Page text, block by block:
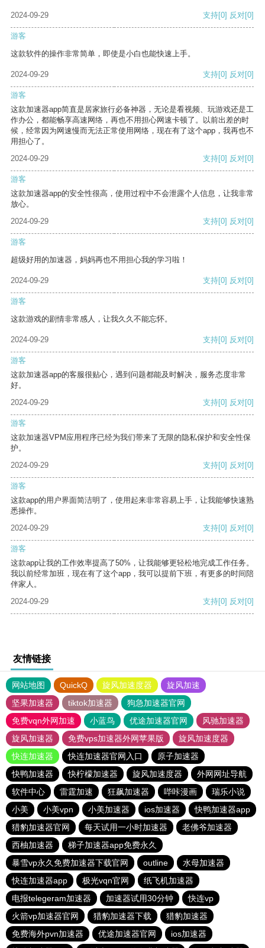
2024-09-29 支持[0] 反对[0]
游客
这款软件的操作非常简单，即使是小白也能快速上手。
2024-09-29 支持[0] 反对[0]
游客
这款加速器app简直是居家旅行必备神器，无论是看视频、玩游戏还是工
作办公，都能畅享高速网络，再也不用担心网速卡顿了。以前出差的时
候，经常因为网速慢而无法正常使用网络，现在有了这个app，我再也不
用担心了。
2024-09-29
支持[0] 反对[0]
游客
这款加速器app的安全性很高，使用过程中不会泄露个人信息，让我非常
放心。
2024-09-29
支持[0] 反对[0]
游客
超级好用的加速器，妈妈再也不用担心我的学习啦！
2024-09-29 支持[0] 反对[0]
游客
这款游戏的剧情非常感人，让我久久不能忘怀。
2024-09-29 支持[0] 反对[0]
游客
这款加速器app的客服很贴心，遇到问题都能及时解决，服务态度非常
好。
2024-09-29
支持[0] 反对[0]
游客
这款加速器VPM应用程序已经为我们带来了无限的隐私保护和安全性保
护。
2024-09-29
支持[0] 反对[0]
游客
这款app的用户界面简洁明了，使用起来非常容易上手，让我能够快速熟
悉操作。
2024-09-29
支持[0] 反对[0]
游客
这款app让我的工作效率提高了50%，让我能够更轻松地完成工作任务。
我以前经常加班，现在有了这个app，我可以提前下班，有更多的时间陪
伴家人。
2024-09-29
支持[0] 反对[0]
友情链接
网站地图 QuickQ 旋风加速度器
旋风加速
坚果加速器
tiktok加速器
狗急加速器官网
免费vqn外网加速
小蓝鸟 优途加速器官网
风驰加速器
旋风加速器
免费vps加速器外网苹果版
旋风加速度器
快连加速器
快连加速器官网入口
原子加速器
快鸭加速器
快柠檬加速器 旋风加速度器
外网网址导航
软件中心
雷霆加速 狂飙加速器 哔咔漫画
瑞乐小说
小美
小美vpn 小美加速器 ios加速器
快鸭加速器app
猎豹加速器官网
每天试用一小时加速器
老佛爷加速器
西柚加速器
梯子加速器app免费永久
暴雪vp永久免费加速器下载官网
outline
水母加速器
快连加速器app
极光vqn官网
纸飞机加速器
电报telegeram加速器
加速器试用30分钟
快连vp
火箭vp加速器官网
猎豹加速器下载
猎豹加速器
免费海外pvn加速器
优途加速器官网
ios加速器